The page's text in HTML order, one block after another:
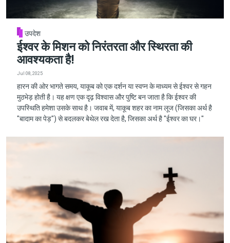
उपदेश
ईश्वर के मिशन को निरंतरता और स्थिरता की
आवश्यकता है!
Jul 08, 2025
हारन की ओर भागते समय, याकूब को एक दर्शन या स्वप्न के माध्यम से ईश्वर से गहन
मुठभेड़ होती है। यह क्षण एक दृढ़ विश्वास और पुष्टि बन जाता है कि ईश्वर की
उपस्थिति हमेशा उसके साथ है। जवाब में, याकूब शहर का नाम लूज (जिसका अर्थ है
"बादाम का पेड़") से बदलकर बेथेल रख देता है, जिसका अर्थ है "ईश्वर का घर।"